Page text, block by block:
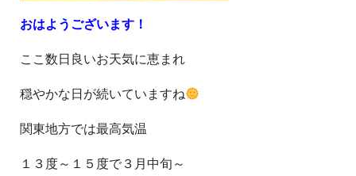
おはようございます！
ここ数日良いお天気に恵まれ
穏やかな日が続いていますね
関東地方では最高気温
１３度～１５度で３月中旬～